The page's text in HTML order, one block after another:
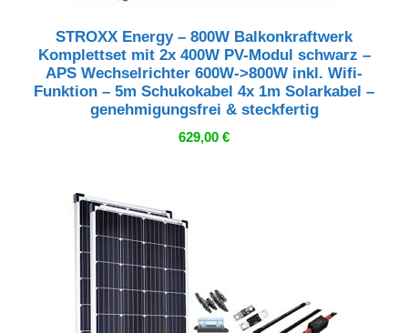
STROXX Energy – 800W Balkonkraftwerk
Komplettset mit 2x 400W PV-Modul schwarz –
APS Wechselrichter 600W->800W inkl. Wifi-
Funktion – 5m Schukokabel 4x 1m Solarkabel –
genehmigungsfrei & steckfertig
629,00 €